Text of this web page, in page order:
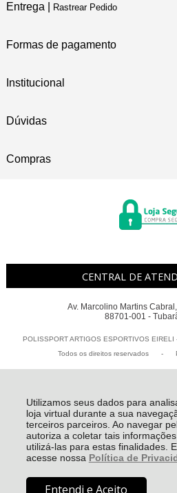
Utilizamos seus dados para
loja virtual durante a sua
terceiros parceiros. Ao navegar
autoriza a coletar tais
utilizá-las para estas finalidades.
acesse nossa Política de
Entendi e Aceito
Entrega | Rastrear Pedido
Formas de pagamento
Institucional
Dúvidas
Compras
CENTRAL DE
Av. Marcolino Martins
88701-001 -
POLISSPORT ARTIGOS ESPORTIVOS
Todos os direitos reservados
-